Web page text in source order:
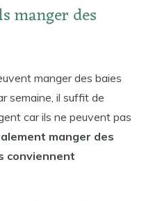
manger des
manger des baies
semaine, il suffit de
car ils ne peuvent pas
manger des
conviennent